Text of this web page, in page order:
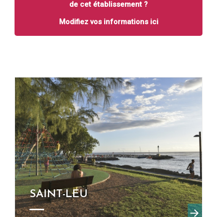
de cet établissement ?
Modifiez vos informations ici
SAINT-LEU